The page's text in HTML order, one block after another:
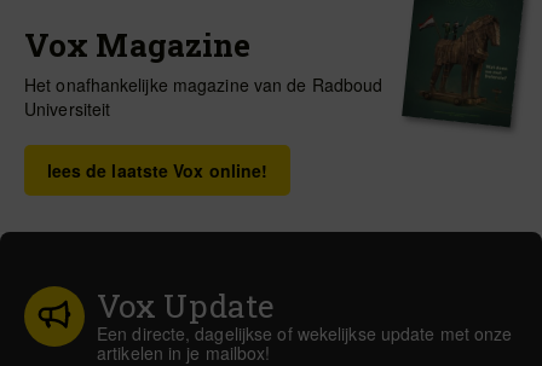
Vox Magazine
Het onafhankelijke magazine van de Radboud
Universiteit
lees de laatste Vox online!
Vox Update
Een directe, dagelijkse of wekelijkse update met onze
artikelen in je mailbox!